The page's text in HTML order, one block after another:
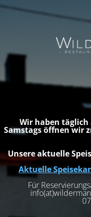
Wir haben täglich
Samstags öffnen wir
Unsere aktuelle
Aktuelle
Für